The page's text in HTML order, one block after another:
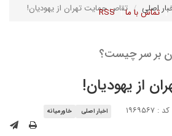
تماس با ما RSS اصلی تقاص حمایت تهران از یهودیان!
بر سر چیست؟
از یهودیان!
کد : ۱۹۶۹۵۶۷ اخبار اصلی خاورمیانه